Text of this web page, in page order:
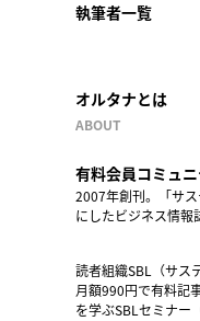
執筆者一覧
オルタナとは
ABOUT
有料会員コミュニ
2007年創刊。「サ
にしたビジネス情報
読者組織SBL（サス
月額990円で有料記
を学ぶSBLセミナー